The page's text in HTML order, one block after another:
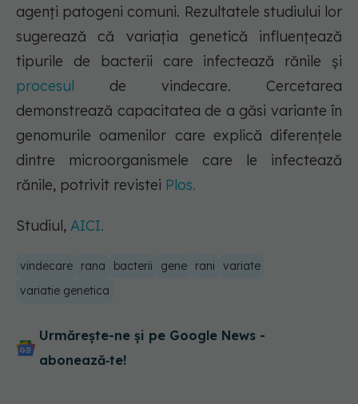
agenți patogeni comuni. Rezultatele studiului lor
sugerează că variația genetică influențează
tipurile de bacterii care infectează rănile și
procesul de vindecare. Cercetarea
demonstrează capacitatea de a găsi variante în
genomurile oamenilor care explică diferențele
dintre microorganismele care le infectează
rănile, potrivit revistei Plos.
Studiul, AICI.
vindecare rana bacterii gene rani
variate
variatie genetica
Urmărește-ne și pe Google News -
abonează‑te!